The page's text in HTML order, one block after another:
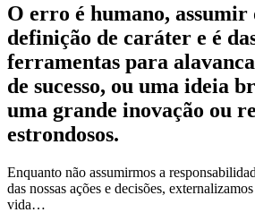
O erro é humano, assumir
definição de caráter e é
ferramentas para
de sucesso, ou uma ideia
uma grande inovação ou
estrondosos.
Enquanto não assumirmos a
das nossas ações e decisões,
vida…